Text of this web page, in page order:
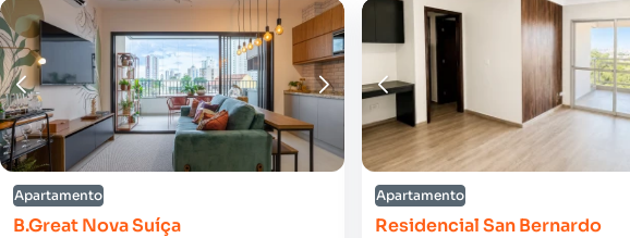
Apartamento
B.Great Nova Suíça
Apartamento
Residencial San Bernardo